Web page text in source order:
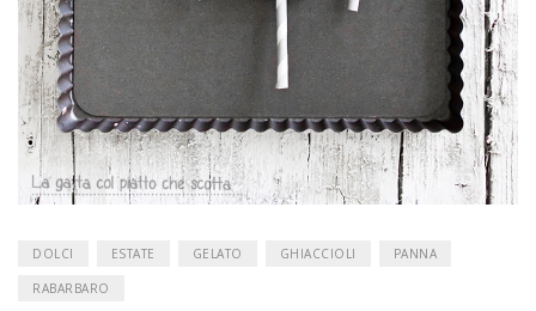
DOLCI ESTATE GELATO GHIACCIOLI PANNA
RABARBARO